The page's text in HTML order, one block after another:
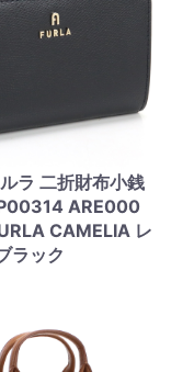
ラ 二折財布小銭
ARE000
CAMELIA レ
ラック